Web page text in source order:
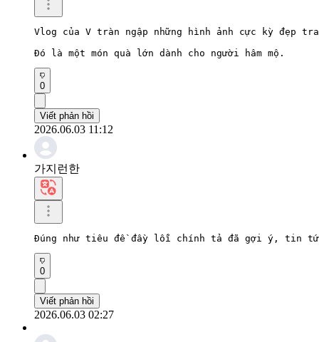
Vlog của V tràn ngập những hình ảnh cực kỳ đẹp
Đó là một món quà lớn dành cho người hâm mộ.
0
Viết phản hồi
2026.06.03 11:12
가지런한
Đúng như tiêu đề đầy lỗi chính tả đã gợi ý, tin tức
0
Viết phản hồi
2026.06.03 02:27